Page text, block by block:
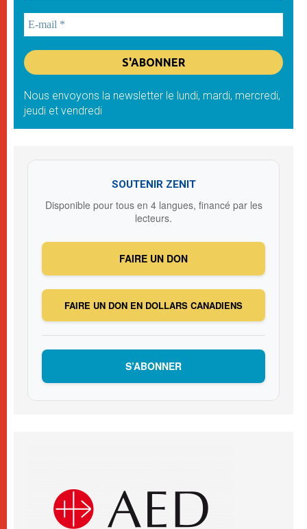
Nous envoyons la newsletter le lundi, mardi, mercredi,
jeudi et vendredi
SOUTENIR ZENIT
Disponible pour tous en 4 langues, financé par les
lecteurs.
FAIRE UN DON
FAIRE UN DON EN DOLLARS CANADIENS
S’ABONNER